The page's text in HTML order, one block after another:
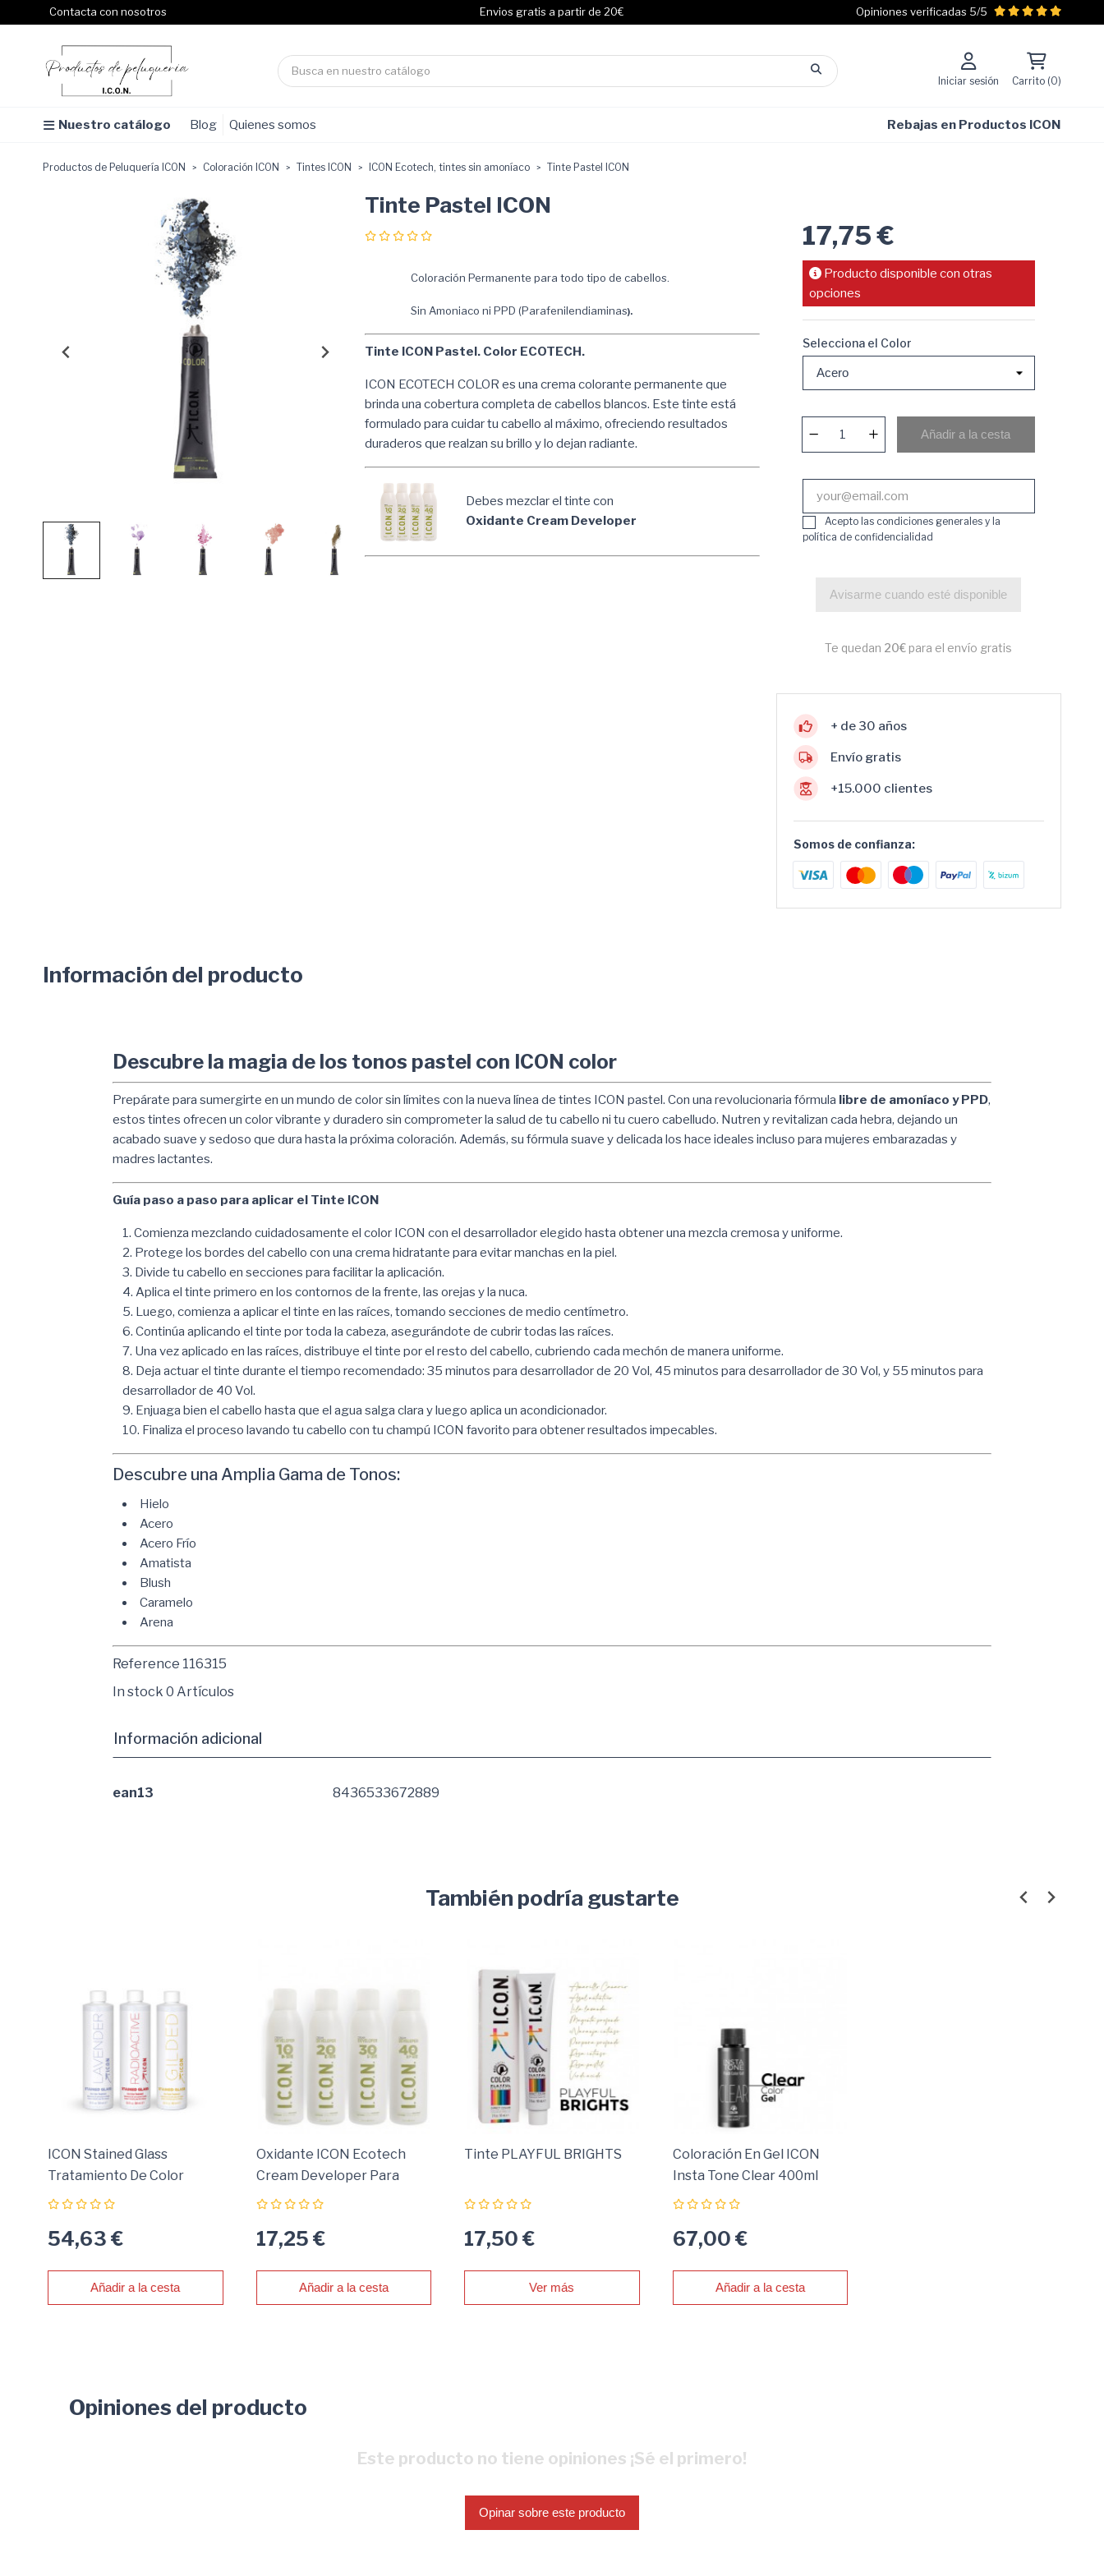
Contacta con nosotros Envios gratis a partir de 20€ Opiniones verificadas 5/5
Iniciar sesión Carrito (0)
Nuestro catálogo Blog Quienes somos Rebajas en Productos ICON
Productos de Peluquería ICON Coloración ICON Tintes ICON ICON Ecotech, tintes sin amoníaco Tinte Pastel ICON
Tinte Pastel ICON
Coloración Permanente para todo tipo de cabellos.
Sin Amoniaco ni PPD (Parafenilendiaminas).
Tinte ICON Pastel. Color ECOTECH.
ICON ECOTECH COLOR es una crema colorante permanente que
brinda una cobertura completa de cabellos blancos. Este tinte está
formulado para cuidar tu cabello al máximo, ofreciendo resultados
duraderos que realzan su brillo y lo dejan radiante.
Debes mezclar el tinte con
Oxidante Cream Developer
17,75 €
Producto disponible con otras
opciones
Selecciona el Color
Añadir a la cesta
Acepto las condiciones generales y la
política de confidencialidad
Avisarme cuando esté disponible
Te quedan 20€ para el envío gratis
+ de 30 años
Envío gratis
+15.000 clientes
Somos de confianza:
Información del producto
Descubre la magia de los tonos pastel con ICON color
Prepárate para sumergirte en un mundo de color sin límites con la nueva línea de tintes ICON pastel. Con una revolucionaria fórmula libre de amoníaco y PPD,
estos tintes ofrecen un color vibrante y duradero sin comprometer la salud de tu cabello ni tu cuero cabelludo. Nutren y revitalizan cada hebra, dejando un
acabado suave y sedoso que dura hasta la próxima coloración. Además, su fórmula suave y delicada los hace ideales incluso para mujeres embarazadas y
madres lactantes.
Guía paso a paso para aplicar el Tinte ICON
Comienza mezclando cuidadosamente el color ICON con el desarrollador elegido hasta obtener una mezcla cremosa y uniforme.
Protege los bordes del cabello con una crema hidratante para evitar manchas en la piel.
Divide tu cabello en secciones para facilitar la aplicación.
Aplica el tinte primero en los contornos de la frente, las orejas y la nuca.
Luego, comienza a aplicar el tinte en las raíces, tomando secciones de medio centímetro.
Continúa aplicando el tinte por toda la cabeza, asegurándote de cubrir todas las raíces.
Una vez aplicado en las raíces, distribuye el tinte por el resto del cabello, cubriendo cada mechón de manera uniforme.
Deja actuar el tinte durante el tiempo recomendado: 35 minutos para desarrollador de 20 Vol, 45 minutos para desarrollador de 30 Vol, y 55 minutos para
desarrollador de 40 Vol.
Enjuaga bien el cabello hasta que el agua salga clara y luego aplica un acondicionador.
Finaliza el proceso lavando tu cabello con tu champú ICON favorito para obtener resultados impecables.
Descubre una Amplia Gama de Tonos:
Hielo
Acero
Acero Frío
Amatista
Blush
Caramelo
Arena
Reference 116315
In stock 0 Artículos
Información adicional
ean13 8436533672889
También podría gustarte
ICON Stained Glass
Tratamiento De Color
Semipermanente
54,63 €
Añadir a la cesta
Oxidante ICON Ecotech
Cream Developer Para
Coloración Suave Y Eficaz
17,25 €
Añadir a la cesta
Tinte PLAYFUL BRIGHTS
17,50 €
Ver más
Coloración En Gel ICON
Insta Tone Clear 400ml
Para Brillo Y Matiz
67,00 €
Añadir a la cesta
Opiniones del producto
Este producto no tiene opiniones ¡Sé el primero!
Opinar sobre este producto